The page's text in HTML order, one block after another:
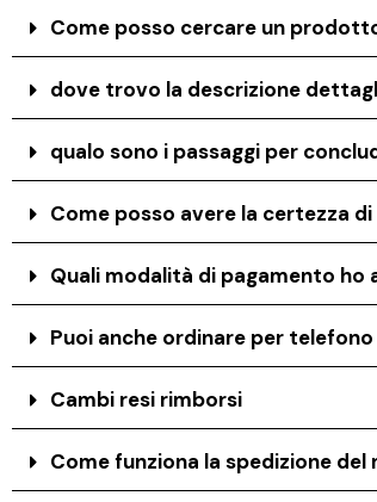
Come posso cercare un
dove trovo la descrizione
qualo sono i passaggi per
Come posso avere la certezza
Quali modalità di pagamento ho
Puoi anche ordinare per
Cambi resi rimborsi
Come funziona la spedizione del